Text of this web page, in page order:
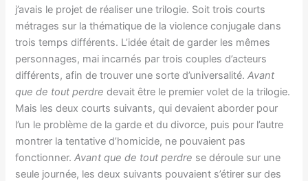
j’avais le projet de réaliser une trilogie. Soit trois courts
métrages sur la thématique de la violence conjugale dans
trois temps différents. L’idée était de garder les mêmes
personnages, mai incarnés par trois couples d’acteurs
différents, afin de trouver une sorte d’universalité. Avant
que de tout perdre devait être le premier volet de la trilogie.
Mais les deux courts suivants, qui devaient aborder pour
l’un le problème de la garde et du divorce, puis pour l’autre
montrer la tentative d’homicide, ne pouvaient pas
fonctionner.Avant que de tout perdre se déroule sur une
seule journée, les deux suivants pouvaient s’étirer sur des